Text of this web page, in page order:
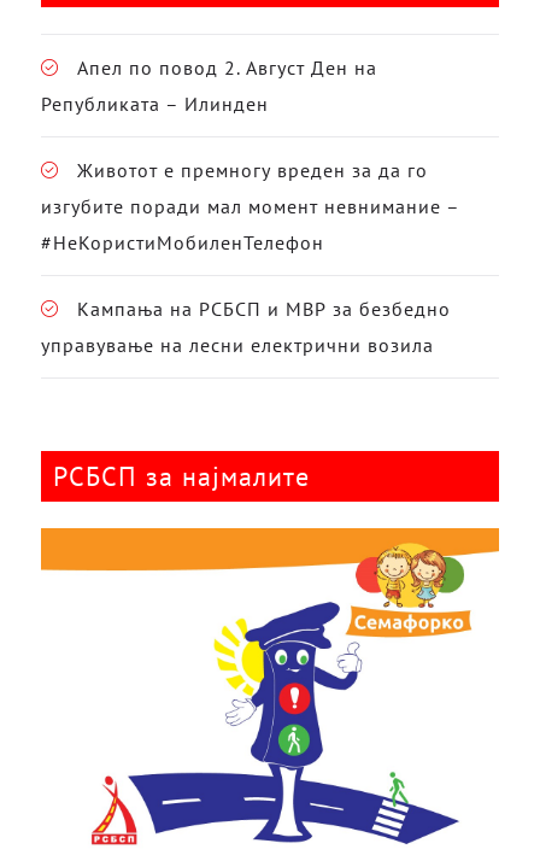
Апел по повод 2. Август Ден на
Републиката – Илинден
Животот е премногу вреден за да го
изгубите поради мал момент невнимание –
#НеКористиМобиленТелефон
Кампања на РСБСП и МВР за безбедно
управување на лесни електрични возила
РСБСП за најмалите